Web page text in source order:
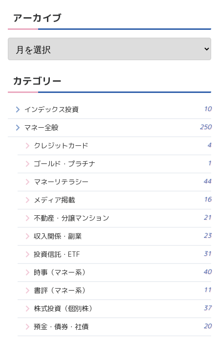
アーカイブ
カテゴリー
インデックス投資 10
マネー全般 250
クレジットカード 4
ゴールド・プラチナ 1
マネーリテラシー 44
メディア掲載 16
不動産・分譲マンション 21
収入関係・副業 23
投資信託・ETF 31
時事（マネー系） 40
書評（マネー系） 11
株式投資（個別株） 37
預金・債券・社債 20